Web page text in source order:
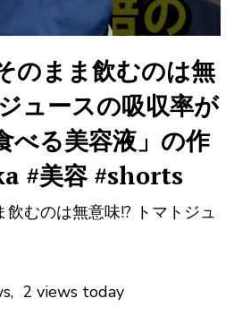
のまま飲むのは無
ュースの吸収率が
べる美容液」の作
#美容 #shorts
飲むのは無意味!? トマトジュ
2 views today